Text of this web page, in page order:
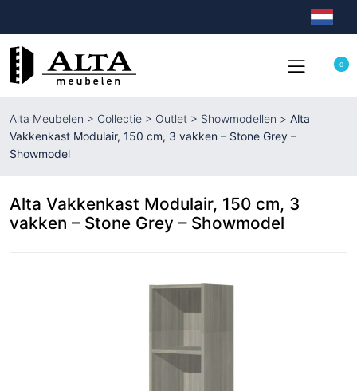
0
Alta Meubelen > Collectie > Outlet > Showmodellen > Alta
Vakkenkast Modulair, 150 cm, 3 vakken – Stone Grey –
Showmodel
Alta Vakkenkast Modulair, 150 cm, 3
vakken – Stone Grey – Showmodel